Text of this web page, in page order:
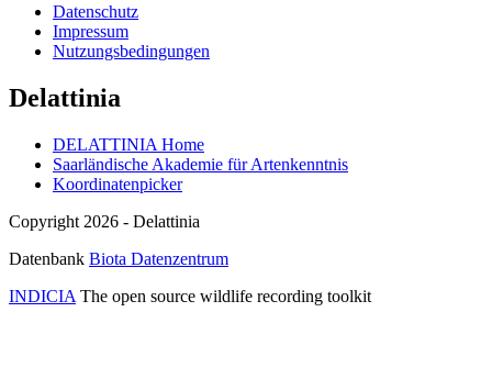
Datenschutz
Impressum
Nutzungsbedingungen
Delattinia
DELATTINIA Home
Saarländische Akademie für Artenkenntnis
Koordinatenpicker
Copyright 2026 - Delattinia
Datenbank Biota Datenzentrum
INDICIA The open source wildlife recording toolkit